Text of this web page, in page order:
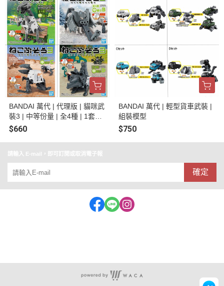
BANDAI 萬代 | 代理版 | 貓咪武
裝3 | 中等份量 | 全4種 | 1套4
入合售 | 組裝模型
$660
BANDAI 萬代 | 輕型貨車武裝 |
組裝模型
$750
請輸入 E-mail，即可訂閱或取消電子報
確定